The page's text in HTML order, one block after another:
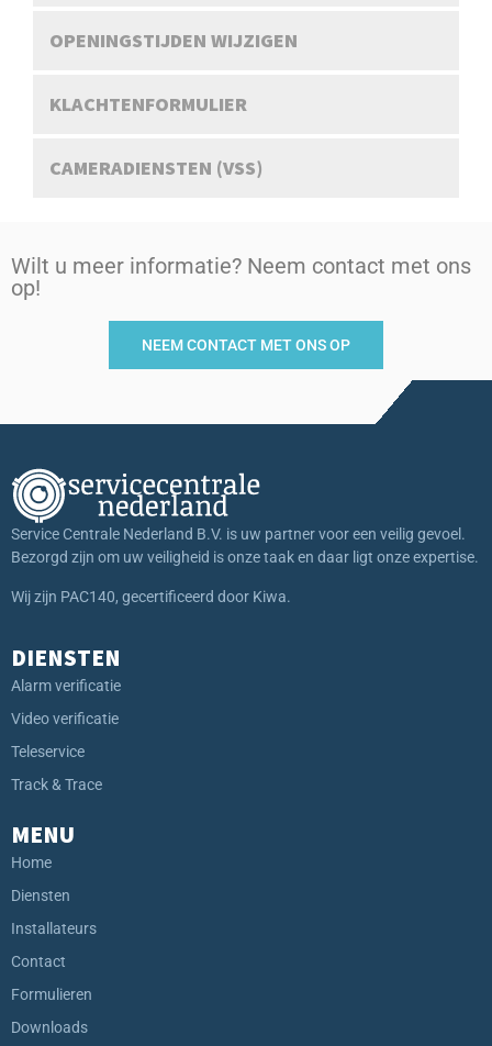
OPENINGSTIJDEN WIJZIGEN
KLACHTENFORMULIER
CAMERADIENSTEN (VSS)
Wilt u meer informatie? Neem contact met ons
op!
NEEM CONTACT MET ONS OP
Service Centrale Nederland B.V. is uw partner voor een veilig gevoel.
Bezorgd zijn om uw veiligheid is onze taak en daar ligt onze expertise.
Wij zijn PAC140, gecertificeerd door Kiwa.
DIENSTEN
Alarm verificatie
Video verificatie
Teleservice
Track & Trace
MENU
Home
Diensten
Installateurs
Contact
Formulieren
Downloads